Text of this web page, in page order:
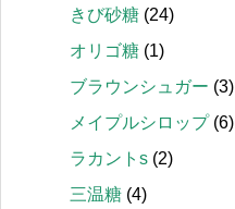
きび砂糖 (24)
オリゴ糖 (1)
ブラウンシュガー (3)
メイプルシロップ(6)
ラカントs (2)
三温糖 (4)